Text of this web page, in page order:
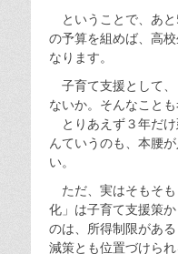
ということで、あ
の予算を組めば、高
なります。
子育て支援として
ないか。そんなことも
とりあえず３年だ
んていうのも、本腰
い。
ただ、実はそもそ
化」は子育て支援策
のは、所得制限があ
減策とも位置づけられ